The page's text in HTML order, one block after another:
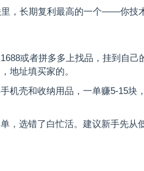
，长期复利最高的一个——你技
或者拼多多上找品，挂到自己
地址填买家的。
机壳和收纳用品，一单赚5-15块
，选错了白忙活。建议新手先从